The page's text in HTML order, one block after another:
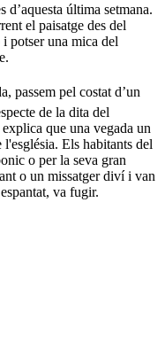
d’aquesta última setmana.
el paisatge des del
potser una mica del
passem pel costat d’un
de la dita del
que una vegada un
Els habitants del
o per la seva gran
o un missatger diví i van
va fugir.